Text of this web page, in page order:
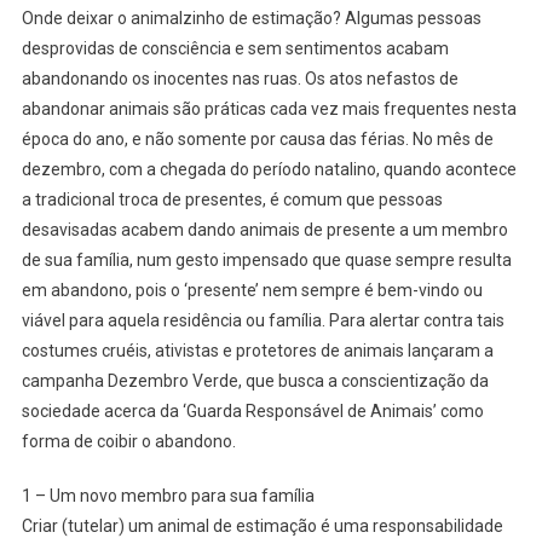
Onde deixar o animalzinho de estimação? Algumas pessoas
desprovidas de consciência e sem sentimentos acabam
abandonando os inocentes nas ruas. Os atos nefastos de
abandonar animais são práticas cada vez mais frequentes nesta
época do ano, e não somente por causa das férias. No mês de
dezembro, com a chegada do período natalino, quando acontece
a tradicional troca de presentes, é comum que pessoas
desavisadas acabem dando animais de presente a um membro
de sua família, num gesto impensado que quase sempre resulta
em abandono, pois o ‘presente’ nem sempre é bem-vindo ou
viável para aquela residência ou família. Para alertar contra tais
costumes cruéis, ativistas e protetores de animais lançaram a
campanha Dezembro Verde, que busca a conscientização da
sociedade acerca da ‘Guarda Responsável de Animais’ como
forma de coibir o abandono.
1 – Um novo membro para sua família
Criar (tutelar) um animal de estimação é uma responsabilidade